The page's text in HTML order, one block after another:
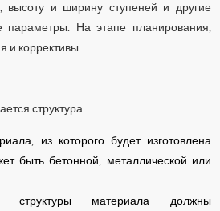
высоту и ширину ступеней и другие
На этапе планирования,
и коррективы.
структура.
из которого будет изготовлена
быть бетонной, металлической или
структуры материала должны